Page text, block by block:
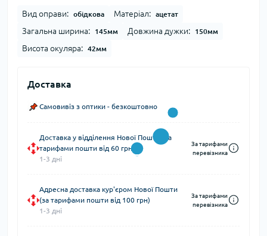
Вид оправи: обідкова Матеріал: ацетат
Загальна ширина: 145мм Довжина дужки: 150мм
Висота окуляра: 42мм
Доставка
Самовивіз з оптики - безкоштовно
Доставка у відділення Нової Пошти (за
тарифами пошти від 60 грн)
1-3 дні
За тарифами
перевізника
Адресна доставка кур'єром Нової Пошти
(за тарифами пошти від 100 грн)
1-3 дні
За тарифами
перевізника